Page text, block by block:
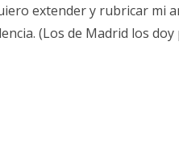
extender y rubricar mi
(Los de Madrid los